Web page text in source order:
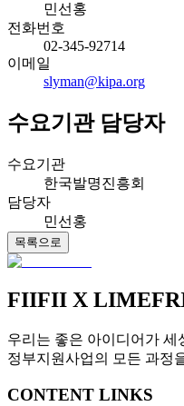
민선홍
전화번호
02-345-92714
이메일
slyman@kipa.org
수요기관 담당자
수요기관
한국발명진흥회
담당자
민선홍
목록으로
FIIFII X
우리는 좋은 아이디어가 세
정부지원사업의 모든 과정
CONTENT LINKS